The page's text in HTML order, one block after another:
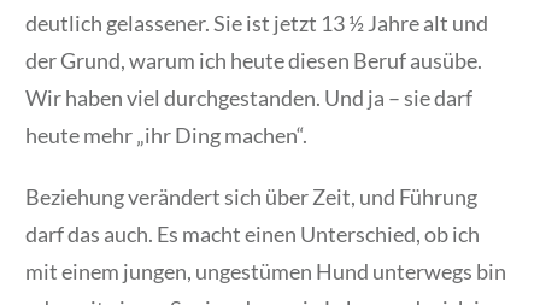
deutlich gelassener. Sie ist jetzt 13 ½ Jahre alt und
der Grund, warum ich heute diesen Beruf ausübe.
Wir haben viel durchgestanden. Und ja – sie darf
heute mehr „ihr Ding machen“.
Beziehung verändert sich über Zeit, und Führung
darf das auch. Es macht einen Unterschied, ob ich
mit einem jungen, ungestümen Hund unterwegs bin